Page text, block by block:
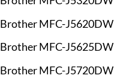
Brother MFC-J5620DW
Brother MFC-J5625DW
Brother MFC-J5720DW